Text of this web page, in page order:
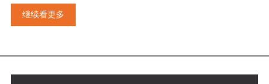
继续看更多